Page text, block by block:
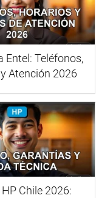
Entel: Teléfonos,
Atención 2026
Chile 2026: